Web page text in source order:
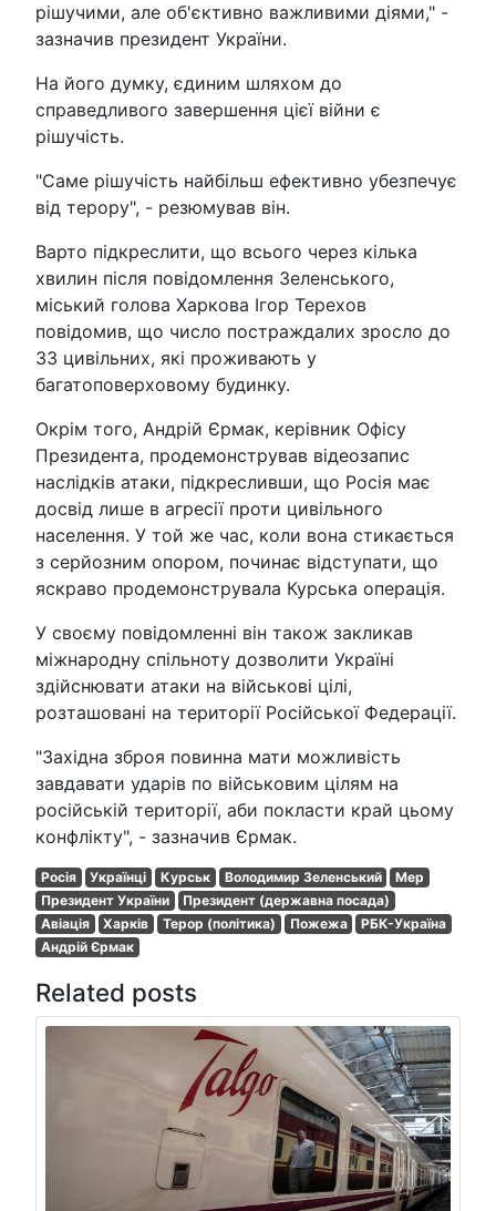
рішучими, але об'єктивно важливими діями," -
зазначив президент України.
На його думку, єдиним шляхом до
справедливого завершення цієї війни є
рішучість.
"Саме рішучість найбільш ефективно убезпечує
від терору", - резюмував він.
Варто підкреслити, що всього через кілька
хвилин після повідомлення Зеленського,
міський голова Харкова Ігор Терехов
повідомив, що число постраждалих зросло до
33 цивільних, які проживають у
багатоповерховому будинку.
Окрім того, Андрій Єрмак, керівник Офісу
Президента, продемонстрував відеозапис
наслідків атаки, підкресливши, що Росія має
досвід лише в агресії проти цивільного
населення. У той же час, коли вона стикається
з серйозним опором, починає відступати, що
яскраво продемонструвала Курська операція.
У своєму повідомленні він також закликав
міжнародну спільноту дозволити Україні
здійснювати атаки на військові цілі,
розташовані на території Російської Федерації.
"Західна зброя повинна мати можливість
завдавати ударів по військовим цілям на
російській території, аби покласти край цьому
конфлікту", - зазначив Єрмак.
Росія Українці Курськ Володимир Зеленський
Мер
Президент України
Президент (державна посада)
Авіація
Харків Терор (політика) Пожежа
РБК-Україна
Андрій Єрмак
Related posts